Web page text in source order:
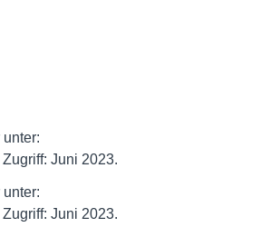
Zugriff: Juni 2023.
Zugriff: Juni 2023.